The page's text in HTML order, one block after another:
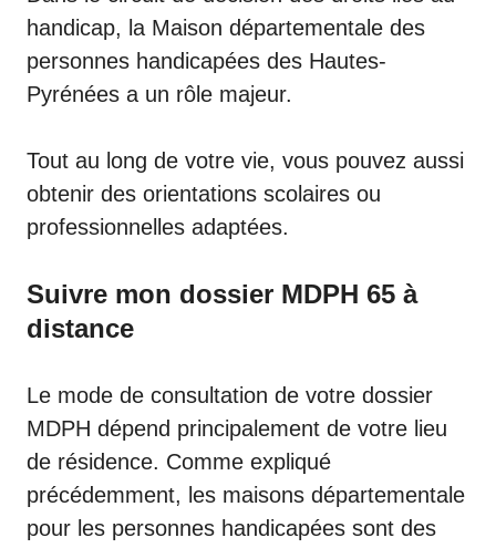
handicap, la Maison départementale des
personnes handicapées des Hautes-
Pyrénées a un rôle majeur.
Tout au long de votre vie, vous pouvez aussi
obtenir des orientations scolaires ou
professionnelles adaptées.
Suivre mon dossier MDPH 65 à
distance
Le mode de consultation de votre dossier
MDPH dépend principalement de votre lieu
de résidence. Comme expliqué
précédemment, les maisons départementale
pour les personnes handicapées sont des